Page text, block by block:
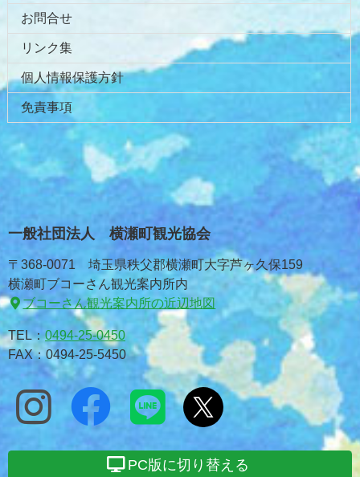
お問合せ
リンク集
個人情報保護方針
免責事項
一般社団法人 横瀬町観光協会
〒368-0071 埼玉県秩父郡横瀬町大字芦ヶ久保159
横瀬町ブコーさん観光案内所内
ブコーさん観光案内所の近辺地図
TEL：0494-25-0450
FAX：0494-25-5450
PC版に切り替える